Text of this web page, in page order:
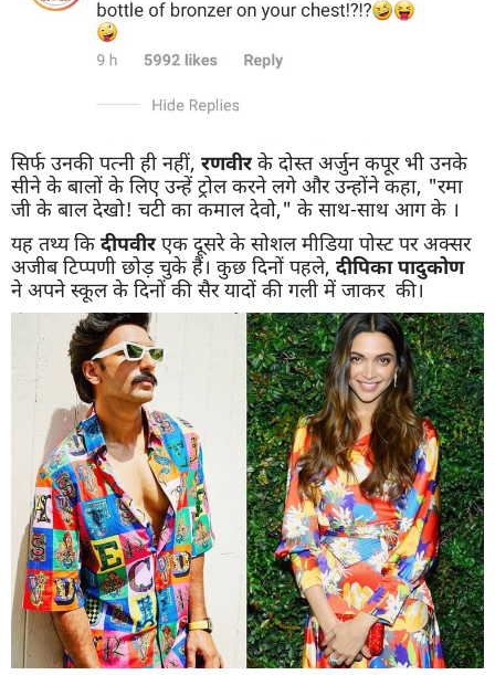
सिर्फ उनकी पत्नी ही नहीं, रणवीरके दोस्त अर्जुन कपूर भी उनके
सीने के बालों के लिए उन्हें ट्रोल करने लगे और उन्होंने कहा, "रमा
जी के बाल देखो! चटी का कमाल देवो," के साथ-साथ आग के ।
यह तथ्य कि दीपवीरएक दूसरे के सोशल मीडिया पोस्ट पर अक्सर
अजीब टिप्पणी छोड़ चुके हैं। कुछ दिनों पहले, दीपिका पादुकोण
ने अपने स्कूल के दिनों की सैर यादों की गली में जाकर की।